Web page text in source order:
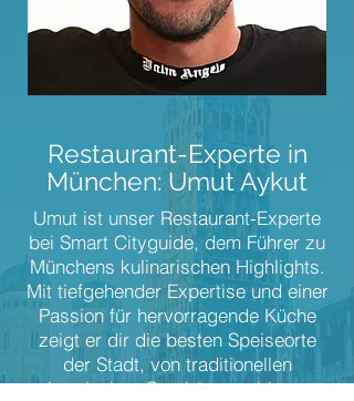
Restaurant-Experte in
München: Umut Aykut
Umut ist unser Restaurant-Experte
bei Smart Cityguide, dem Führer zu
Münchens kulinarischen Highlights.
Mit tiefgehender Expertise und einer
Passion für hervorragende Küche
zeigt er dir die besten Speiseorte
der Stadt, von traditionellen
bayrischen Gasthäusern bis zu